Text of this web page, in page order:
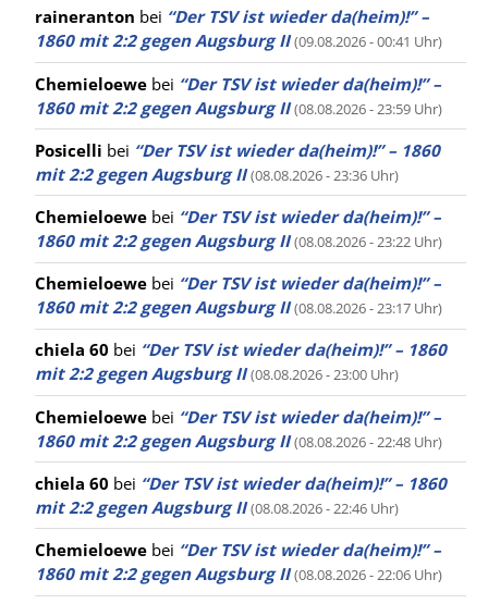
raineranton bei “Der TSV ist wieder da(heim)!” –
1860 mit 2:2 gegen Augsburg II (09.08.2026 - 00:41 Uhr)
Chemieloewe bei “Der TSV ist wieder da(heim)!” –
1860 mit 2:2 gegen Augsburg II (08.08.2026 - 23:59 Uhr)
Posicelli bei “Der TSV ist wieder da(heim)!” – 1860
mit 2:2 gegen Augsburg II (08.08.2026 - 23:36 Uhr)
Chemieloewe bei “Der TSV ist wieder da(heim)!” –
1860 mit 2:2 gegen Augsburg II (08.08.2026 - 23:22 Uhr)
Chemieloewe bei “Der TSV ist wieder da(heim)!” –
1860 mit 2:2 gegen Augsburg II (08.08.2026 - 23:17 Uhr)
chiela 60 bei “Der TSV ist wieder da(heim)!” – 1860
mit 2:2 gegen Augsburg II (08.08.2026 - 23:00 Uhr)
Chemieloewe bei “Der TSV ist wieder da(heim)!” –
1860 mit 2:2 gegen Augsburg II (08.08.2026 - 22:48 Uhr)
chiela 60 bei “Der TSV ist wieder da(heim)!” – 1860
mit 2:2 gegen Augsburg II (08.08.2026 - 22:46 Uhr)
Chemieloewe bei “Der TSV ist wieder da(heim)!” –
1860 mit 2:2 gegen Augsburg II (08.08.2026 - 22:06 Uhr)